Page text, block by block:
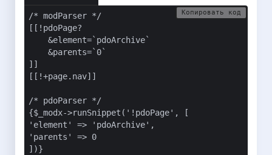
/* modParser */
[[!pdoPage?
    &element=`pdoArchive`
    &parents=`0`
]]
[[!+page.nav]]
/* pdoParser */
{$_modx->runSnippet('!pdoPage', [
'element' => 'pdoArchive',
'parents' => 0
])}
Копировать код